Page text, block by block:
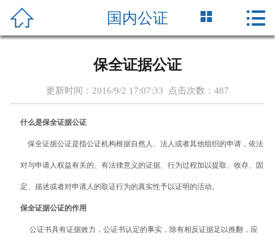
 首页
党的建设

 国内公证  
保全证据公证
更新时间：2016/9/2 17:07:33 点击次数： 487
什么是保全证据公证
保全证据公证是指公证机构根据自然人、法人或者其他组织的申请，依法
对与申请人权益有关的、有法律意义的证据、行为过程加以提取、收存、固
定、描述或者对申请人的取证行为的真实性予以证明的活动。
保全证据公证的作用
公证书具有证据效力，公证书认定的事实，除有相反证据足以推翻，应